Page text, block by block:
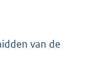
van de